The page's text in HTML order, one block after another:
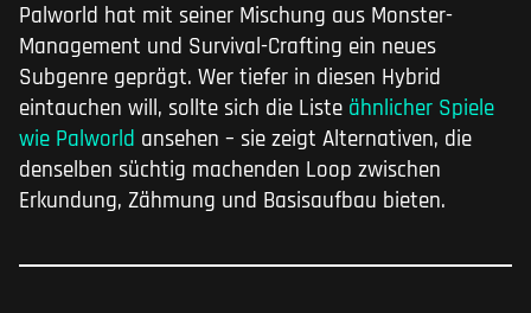
Palworld hat mit seiner Mischung aus Monster-
Management und Survival-Crafting ein neues
Subgenre geprägt. Wer tiefer in diesen Hybrid
eintauchen will, sollte sich die Liste ähnlicher Spiele
wie Palworld ansehen – sie zeigt Alternativen, die
denselben süchtig machenden Loop zwischen
Erkundung, Zähmung und Basisaufbau bieten.